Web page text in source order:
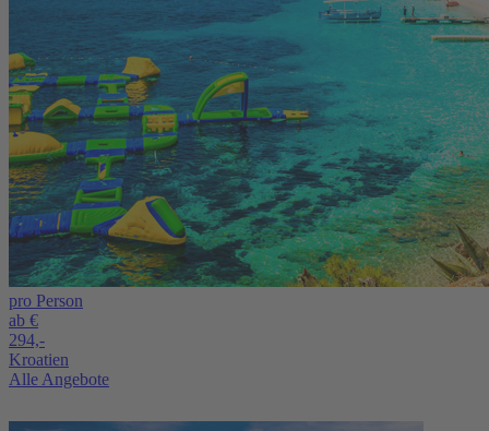
pro Person
ab €
294,-
Kroatien
Alle Angebote